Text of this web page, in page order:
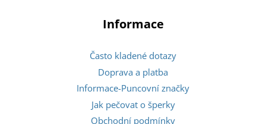
Informace
Často kladené dotazy
Doprava a platba
Informace-Puncovní značky
Jak pečovat o šperky
Obchodní podmínky